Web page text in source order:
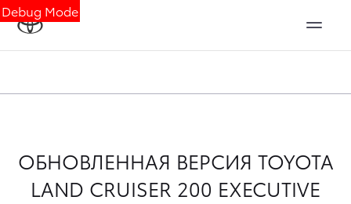
Debug Mode
ОБНОВЛЕННАЯ ВЕРСИЯ TOYOTA
LAND CRUISER 200 EXECUTIVE